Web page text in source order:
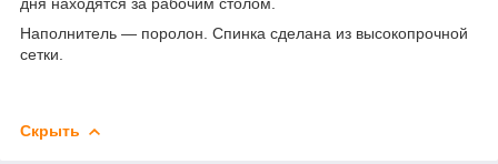
Наполнитель — поролон. Спинка сделана из высокопрочной
сетки.
Скрыть